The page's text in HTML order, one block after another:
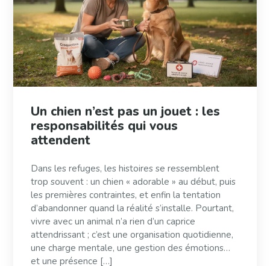
Un chien n’est pas un jouet : les
responsabilités qui vous
attendent
Dans les refuges, les histoires se ressemblent
trop souvent : un chien « adorable » au début, puis
les premières contraintes, et enfin la tentation
d’abandonner quand la réalité s’installe. Pourtant,
vivre avec un animal n’a rien d’un caprice
attendrissant ; c’est une organisation quotidienne,
une charge mentale, une gestion des émotions…
et une présence […]